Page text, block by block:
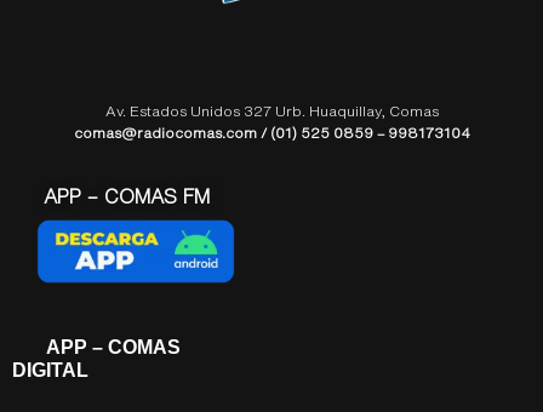
Av. Estados Unidos 327 Urb. Huaquillay, Comas
comas@radiocomas.com / (01) 525 0859 – 998173104
APP – COMAS FM
APP – COMAS
DIGITAL